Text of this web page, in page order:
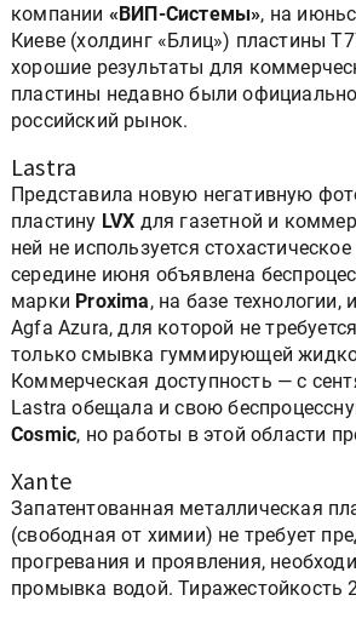
компании «ВИП-Системы», на
Киеве (холдинг «Блиц») пластины
хорошие результаты для
пластины недавно были
российский рынок.
Lastra
Представила новую негативную
пластину LVX для газетной и
ней не используется
середине июня объявлена
марки Proxima, на базе технологии,
Agfa Azura, для которой не
только смывка гуммирующей
Коммерческая доступность — с
Lastra обещала и свою
Cosmic, но работы в этой области
Xante
Запатентованная металлическая
(свободная от химии) не требует
прогревания и проявления,
промывка водой. Тиражестойкость